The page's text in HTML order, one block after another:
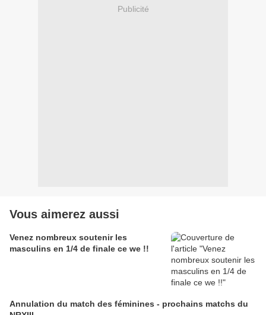
Publicité
Vous aimerez aussi
Venez nombreux soutenir les
masculins en 1/4 de finale ce we !!
Annulation du match des féminines - prochains matchs du